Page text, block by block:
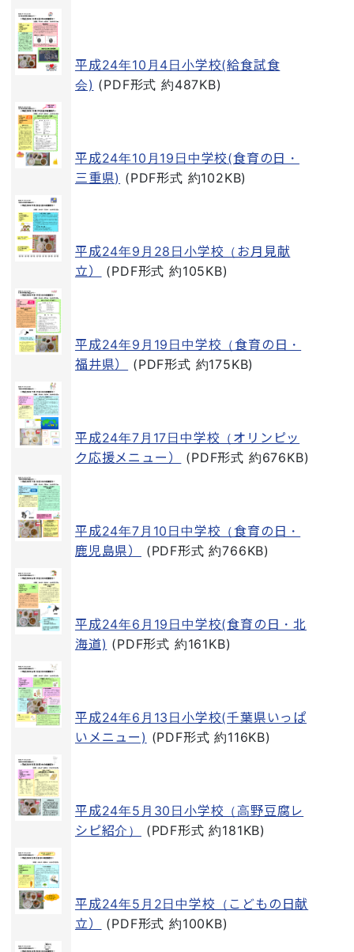
平成24年10月4日小学校(給食試食
会) (PDF形式 約487KB)
平成24年10月19日中学校(食育の日・
三重県) (PDF形式 約102KB)
平成24年9月28日小学校（お月見献
立）
(PDF形式 約105KB)
平成24年9月19日中学校（食育の日・
福井県）
(PDF形式 約175KB)
平成24年7月17日中学校（オリンピッ
ク応援メニュー）
(PDF形式 約676KB)
平成24年7月10日中学校（食育の日・
鹿児島県）
(PDF形式 約766KB)
平成24年6月19日中学校(食育の日・北
海道) (PDF形式 約161KB)
平成24年6月13日小学校(千葉県いっぱ
いメニュー) (PDF形式 約116KB)
平成24年5月30日小学校（高野豆腐レ
シピ紹介）
(PDF形式 約181KB)
平成24年5月2日中学校（こどもの日献
立）
(PDF形式 約100KB)